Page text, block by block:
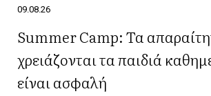
09.08.26
Summer Camp: Τα
χρειάζονται τα παιδιά
είναι ασφαλή